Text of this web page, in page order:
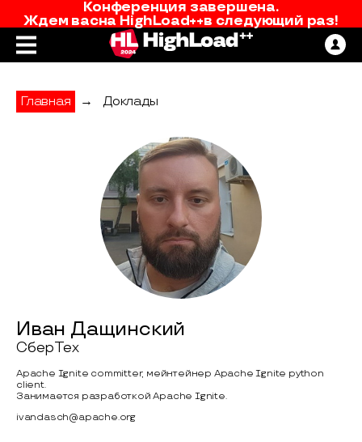
Конференция завершена.
Ждем васна HighLoad++в следующий раз!
Главная → Доклады
Иван Дащинский
СберТех
Apache Ignite committer, мейнтейнер Apache Ignite python
client.
Занимается разработкой Apache Ignite.
ivandasch@apache.org